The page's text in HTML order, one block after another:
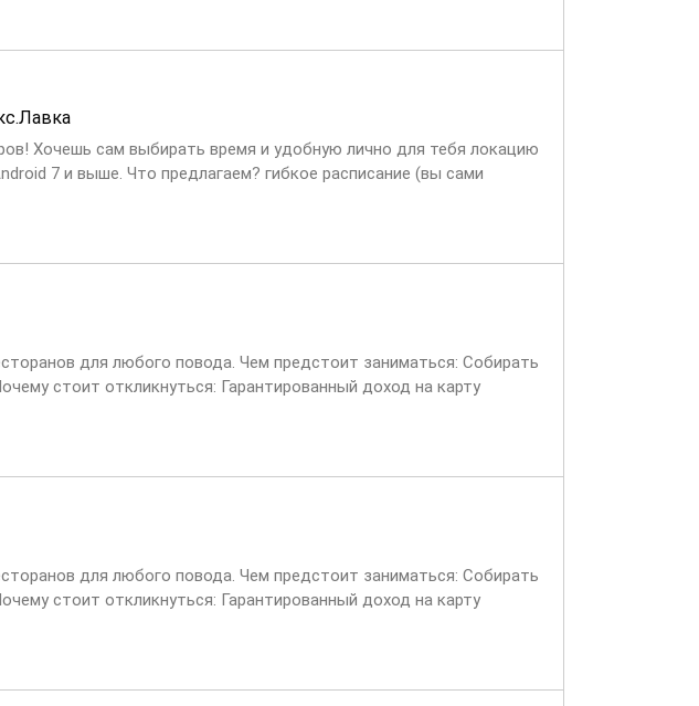
Хочешь сам выбирать время и удобную лично для тебя локацию
7 и выше. Что предлагаем? гибкое расписание (вы сами
для любого повода. Чем предстоит заниматься: Собирать
стоит откликнуться: Гарантированный доход на карту
для любого повода. Чем предстоит заниматься: Собирать
стоит откликнуться: Гарантированный доход на карту